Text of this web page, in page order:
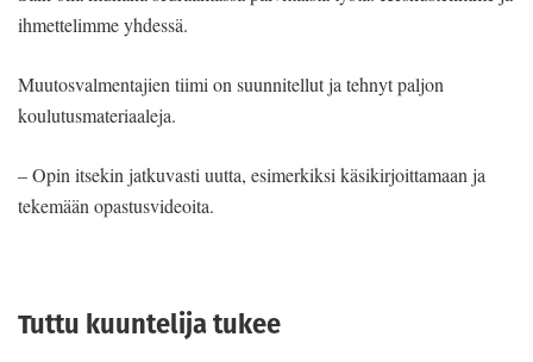
ihmettelimme yhdessä.
Muutosvalmentajien tiimi on suunnitellut ja tehnyt paljon
koulutusmateriaaleja.
– Opin itsekin jatkuvasti uutta, esimerkiksi käsikirjoittamaan ja
tekemään opastusvideoita.
Tuttu kuuntelija tukee